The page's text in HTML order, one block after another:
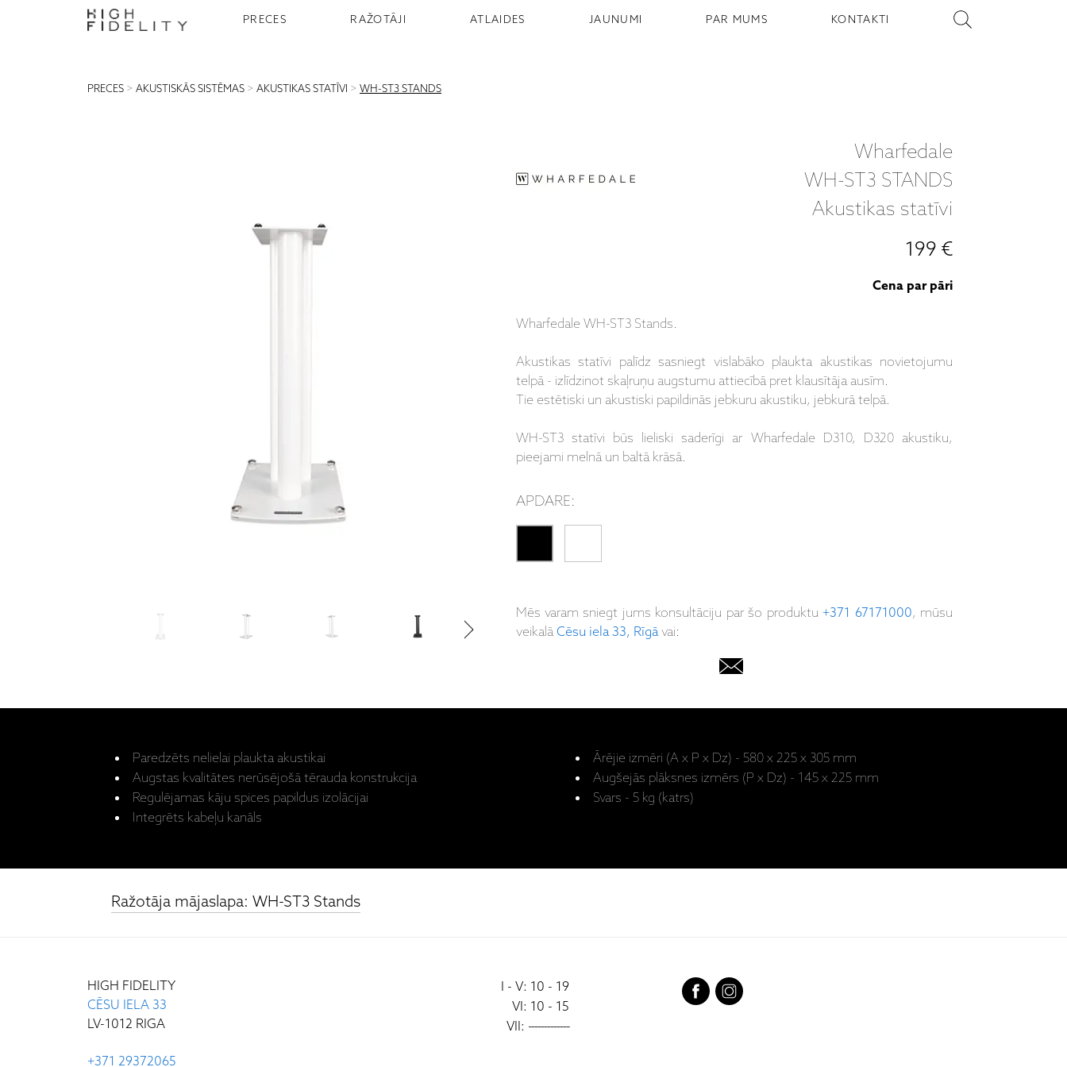
PRECES RAŽOTĀJI ATLAIDES JAUNUMI PAR MUMS KONTAKTI
PRECES > AKUSTISKĀS SISTĒMAS > AKUSTIKAS STATĪVI > WH-ST3 STANDS
Wharfedale
WH-ST3 STANDS
Akustikas statīvi
199 €
Cena par pāri
Wharfedale WH-ST3 Stands.
Akustikas statīvi palīdz sasniegt vislabāko plaukta akustikas novietojumu
telpā - izlīdzinot skaļruņu augstumu attiecībā pret klausītāja ausīm.
Tie estētiski un akustiski papildinās jebkuru akustiku, jebkurā telpā.
WH-ST3 statīvi būs lieliski saderīgi ar Wharfedale D310, D320 akustiku,
pieejami melnā un baltā krāsā.
APDARE:
Mēs varam sniegt jums konsultāciju par šo produktu+371 67171000, mūsu
veikalāCēsu iela 33, Rīgāvai:
Paredzēts nelielai plaukta akustikai
Augstas kvalitātes nerūsējošā tērauda konstrukcija
Regulējamas kāju spices papildus izolācijai
Integrēts kabeļu kanāls
Ārējie izmēri (A x P x Dz) - 580 x 225 x 305 mm
Augšejās plāksnes izmērs (P x Dz) - 145 x 225 mm
Svars - 5 kg (katrs)
Ražotāja mājaslapa: WH-ST3 Stands
HIGH FIDELITY
CĒSU IELA 33
LV-1012 RIGA
I - V: 10 - 19
VI: 10 - 15
VII: -------------
+371 29372065